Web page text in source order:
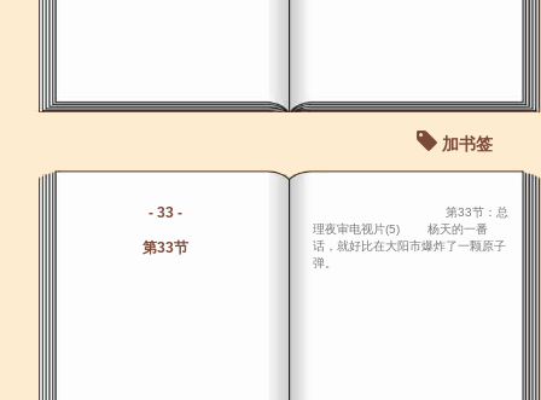
加书签
- 33 -
第33节
第33节：总
理夜审电视片(5) 杨天的一番
话，就好比在大阳市爆炸了一颗原子
弹。